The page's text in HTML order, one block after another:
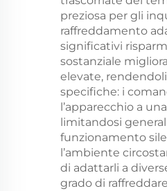
preziosa per gli
raffreddamento
significativi
sostanziale
elevate,
specifiche: i
l’apparecchio a
limitandosi
funzionamento
l’ambiente
di adattarli a
grado di